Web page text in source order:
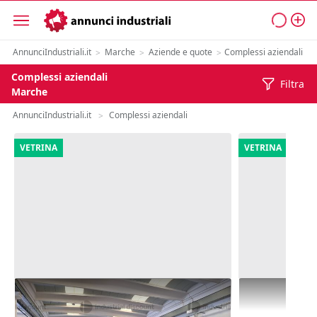
AnnunciIndustriali.it > Marche > Aziende e quote > Complessi aziendali
Complessi aziendali
Marche
Filtra
AnnunciIndustriali.it > Complessi aziendali
VETRINA
1#10283 Invito a offrire per
complesso aziendale operante nel
VETRINA
1#8168